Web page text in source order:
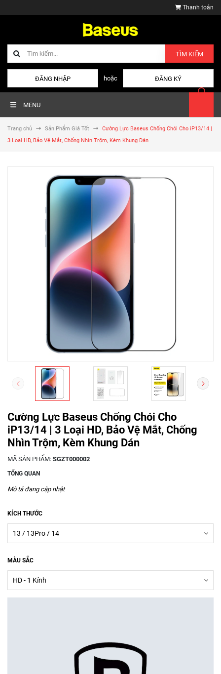
Thanh toán
TÌM KIẾM
ĐĂNG NHẬP hoặc ĐĂNG KÝ
MENU
Trang chủ Sản Phẩm Giá Tốt
Cường Lực Baseus Chống Chói Cho iP13/14 |
3 Loại HD, Bảo Vệ Mắt, Chống Nhìn Trộm, Kèm Khung Dán
Cường Lực Baseus Chống Chói Cho
iP13/14 | 3 Loại HD, Bảo Vệ Mắt, Chống
Nhìn Trộm, Kèm Khung Dán
MÃ SẢN PHẨM: SGZT000002
TỔNG QUAN
Mô tả đang cập nhật
KÍCH THƯỚC
MÀU SẮC